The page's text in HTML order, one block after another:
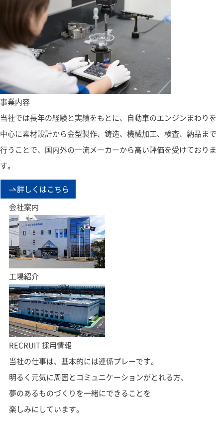
事業内容
当社では長年の経験と実績をもとに、自動車のエンジンまわりを
中心に素材設計から金型製作、鋳造、機械加工、検査、納品まで
行うことで、国内外の一流メーカーから高い評価を受けておりま
す。
詳しくはこちら
会社案内
工場紹介
RECRUIT採用情報
当社の仕事は、基本的には連係プレーです。
明るく元気に周囲とコミュニケーションがとれる方、
夢のあるものづくりを一緒にできることを
楽しみにしています。